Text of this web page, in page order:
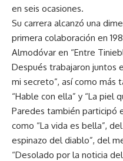
en seis ocasiones.
Su carrera alcanzó una
primera colaboración en
Almodóvar en “Entre
Después trabajaron juntos
mi secreto”, así como más
“Hable con ella” y “La piel
Paredes también participó
como “La vida es bella”,
espinazo del diablo”, del
“Desolado por la noticia